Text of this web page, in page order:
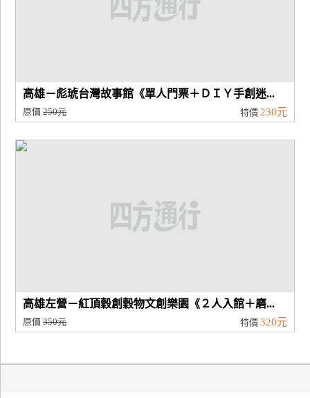
高雄－彪琥台灣故事館《單人門票＋ＤＩＹ手創迷...
原價250元 特價 230元
高雄左營－紅頂穀創穀物文創樂園《２人入館＋磨...
原價350元 特價 320元